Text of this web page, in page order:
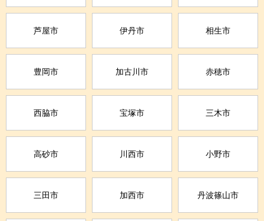
芦屋市 伊丹市 相生市
豊岡市 加古川市 赤穂市
西脇市 宝塚市 三木市
高砂市 川西市 小野市
三田市 加西市 丹波篠山市